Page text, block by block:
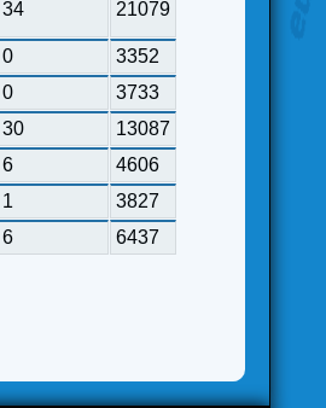
34 21079
0
3352
0
3733
30
13087
6
4606
1
3827
6
6437